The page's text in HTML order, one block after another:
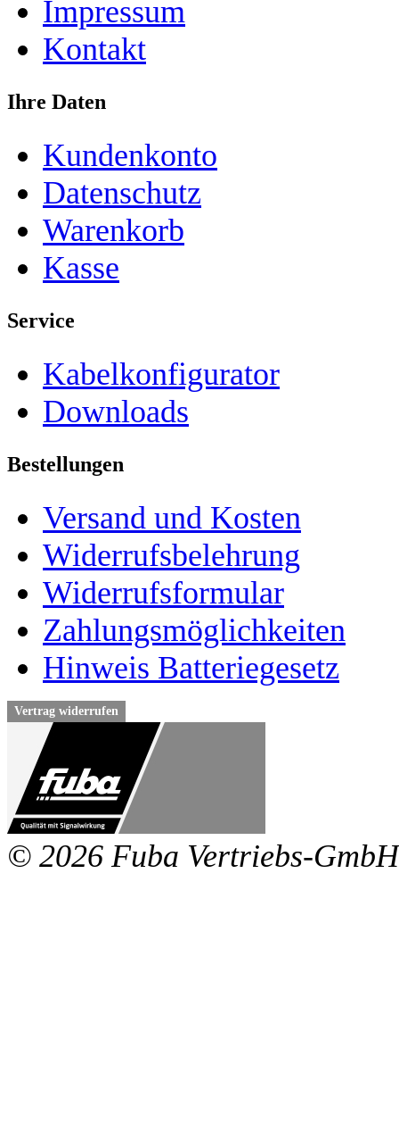
Impressum
Kontakt
Ihre Daten
Kundenkonto
Datenschutz
Warenkorb
Kasse
Service
Kabelkonfigurator
Downloads
Bestellungen
Versand und Kosten
Widerrufsbelehrung
Widerrufsformular
Zahlungsmöglichkeiten
Hinweis Batteriegesetz
Vertrag widerrufen
© 2026 Fuba Vertriebs-GmbH